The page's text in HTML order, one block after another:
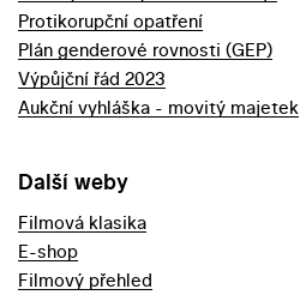
Protikorupční opatření
Plán genderové rovnosti (GEP)
Výpůjční řád 2023
Aukční vyhláška - movitý majetek
Další weby
Filmová klasika
E-shop
Filmový přehled